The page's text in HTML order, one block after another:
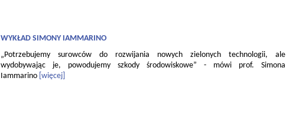
WYKŁAD SIMONY IAMMARINO
„Potrzebujemy surowców do rozwijania nowych zielonych technologii, ale
wydobywając je, powodujemy szkody środowiskowe” - mówi prof. Simona
Iammarino [więcej]